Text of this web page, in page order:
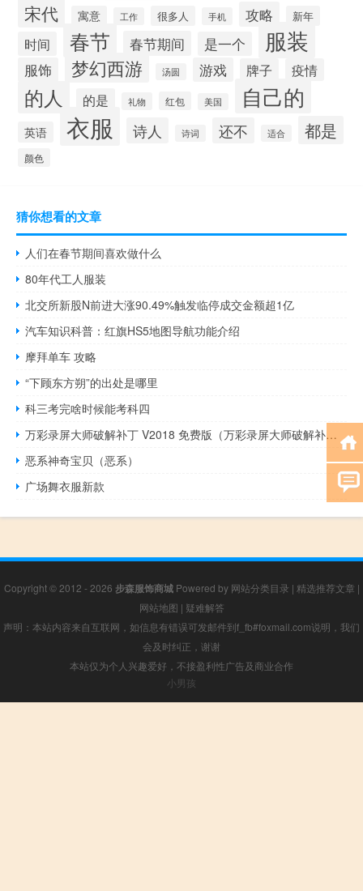
宋代 寓意 工作 很多人 手机 攻略 新年
时间 春节 春节期间 是一个 服装
服饰 梦幻西游 汤圆 游戏 牌子 疫情
的人 的是 礼物 红包 美国 自己的
英语 衣服 诗人 诗词 还不 适合 都是
颜色
猜你想看的文章
人们在春节期间喜欢做什么
80年代工人服装
北交所新股N前进大涨90.49%触发临停成交金额超1亿
汽车知识科普：红旗HS5地图导航功能介绍
摩拜单车 攻略
“下顾东方朔”的出处是哪里
科三考完啥时候能考科四
万彩录屏大师破解补丁 V2018 免费版（万彩录屏大师破解补丁 V2018 免费版功能简介）
恶系神奇宝贝（恶系）
广场舞衣服新款
Copyright © 2012 - 2026 步森服饰商城Powered by 网站分类目录 | 精选推荐文章 |
网站地图 | 疑难解答
声明：本站内容来自互联网，如信息有错误可发邮件到f_fb#foxmail.com说明，我们
会及时纠正，谢谢
本站仅为个人兴趣爱好，不接盈利性广告及商业合作
小男孩